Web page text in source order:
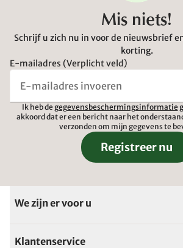
Mis niets!
Schrijf u zich nu in voor de nieuwsbrief
korting.
E-mailadres (Verplicht veld)
Ik heb de gegevensbeschermingsinformatie
akkoord dat er een bericht naar het
verzonden om mijn gegevens te
Registreer nu
We zijn er voor u
Klantenservice